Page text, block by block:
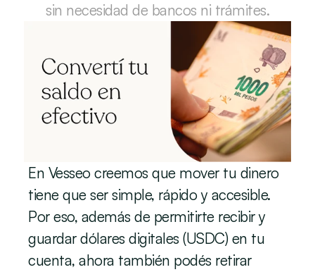
sin necesidad de bancos ni trámites.
En Vesseo creemos que mover tu dinero
tiene que ser simple, rápido y accesible.
Por eso, además de permitirte recibir y
guardar dólares digitales (USDC) en tu
cuenta, ahora también podés retirar